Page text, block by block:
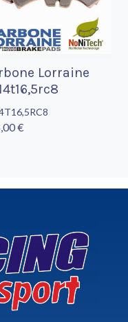
Lorraine
€